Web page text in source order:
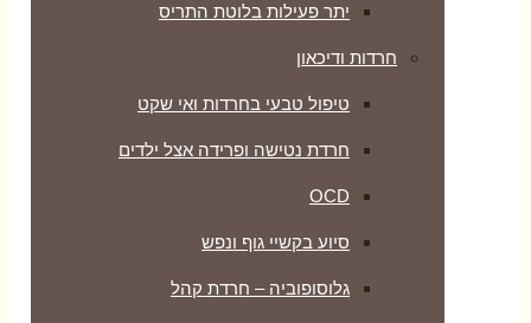
יתר פעילות בלוטת התריס
חרדות ודיכאון
טיפול טבעי בחרדות ואי שקט
חרדת נטישה ופרידה אצל ילדים
OCD
סיוע בקשיי גוף ונפש
גלוסופוביה – חרדת קהל